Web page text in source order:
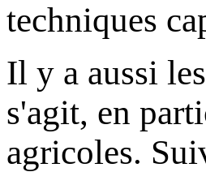
techniques
Il y a aussi
s'agit, en
agricoles.